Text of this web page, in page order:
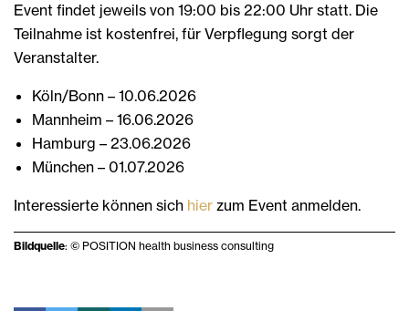
Event findet jeweils von 19:00 bis 22:00 Uhr statt. Die
Teilnahme ist kostenfrei, für Verpflegung sorgt der
Veranstalter.
Köln/Bonn – 10.06.2026
Mannheim – 16.06.2026
Hamburg – 23.06.2026
München – 01.07.2026
Interessierte können sich hier zum Event anmelden.
Bildquelle: © POSITION health business consulting